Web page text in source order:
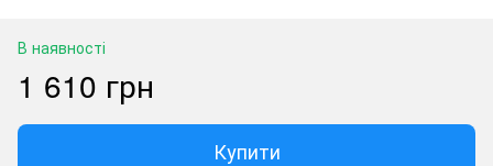
В наявності
1 610 грн
Купити